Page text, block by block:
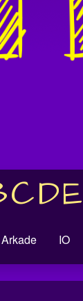
CDE
Arkade IO